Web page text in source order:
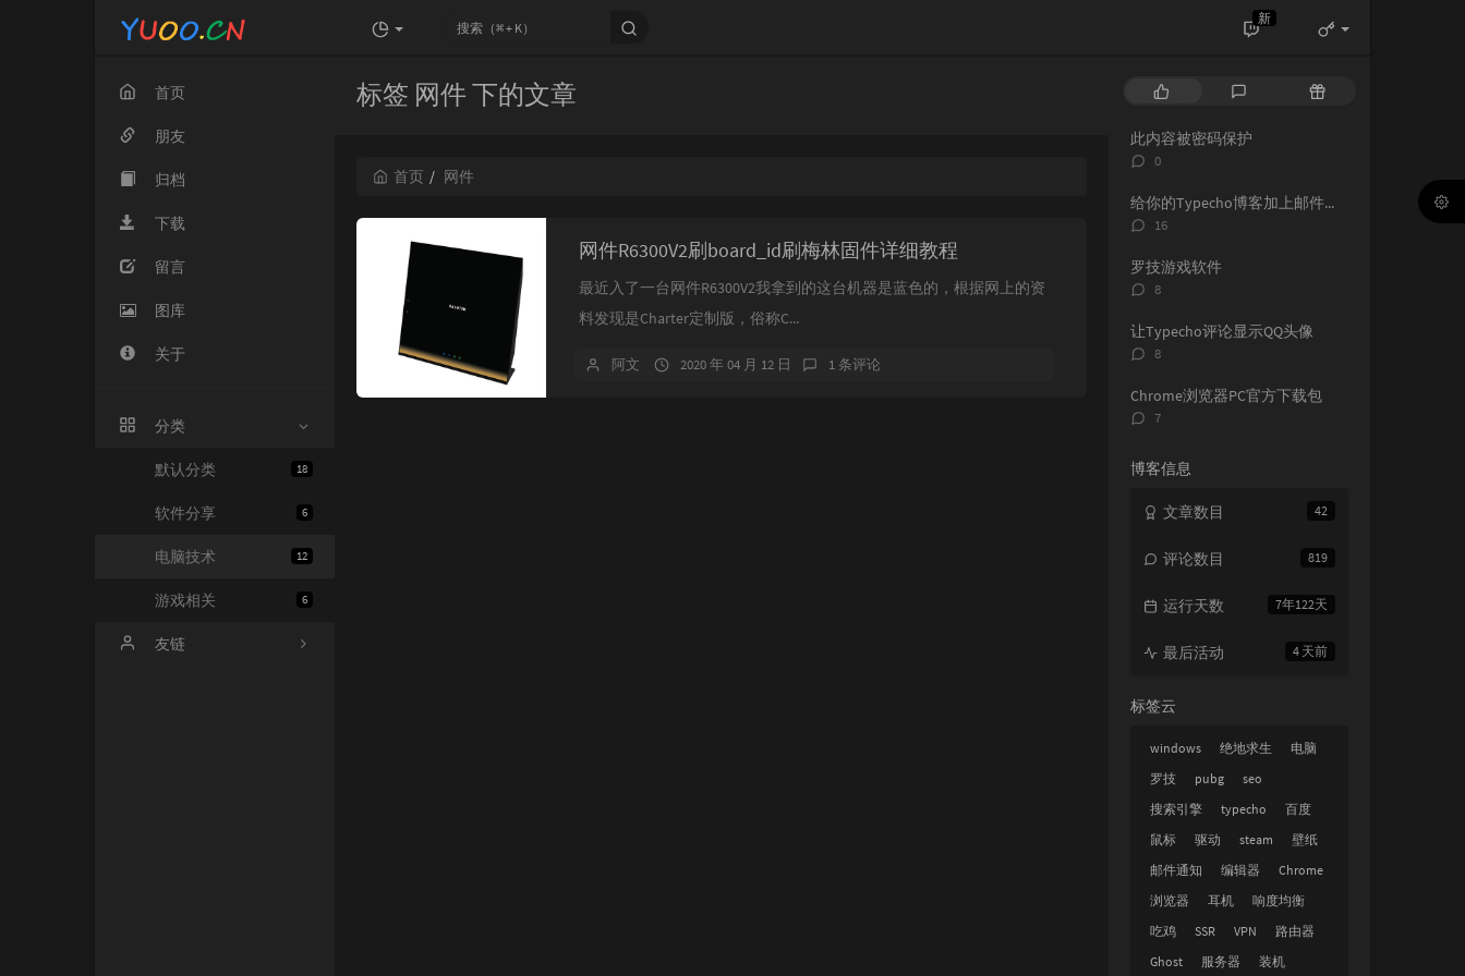
新
首页
朋友
归档
下载
留言
图库
关于
分类
18
默认分类
6
软件分享
12
电脑技术
6
游戏相关
友链
标签 网件 下的文章
首页 网件
网件R6300V2刷board_id刷梅林固件详细教程
最近入了一台网件R6300V2我拿到的这台机器是蓝色的，根据网上的资
料发现是Charter定制版，俗称C...
阿文 2020 年 04 月 12 日 1 条评论
文
评
随
此内容被密码保护
评
数：
0
给你的Typecho博客加上邮件通知
评
数：
16
罗技游戏软件
评
数：
8
让Typecho评论显示QQ头像
评
数：
8
Chrome浏览器PC官方下载包
评
7
博客信息
42
文章数目
819
评论数目
7年122天
运行天数
4 天前
最后活动
标签云
windows 绝地求生
电脑
罗技
pubg
seo
搜索引擎
typecho
百度
鼠标
驱动 steam
壁纸
邮件通知
编辑器
Chrome
浏览器
耳机
响度均衡
吃鸡
SSR VPN
路由器
Ghost
服务器 装机